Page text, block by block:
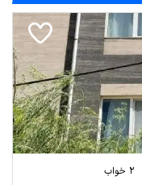
2 خواب